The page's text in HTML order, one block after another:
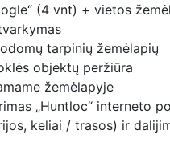
(4 vnt) + vietos
tarpinių žemėlapių
objektų peržiūra
žemėlapyje
„Huntloc“ interneto
keliai / trasos) ir